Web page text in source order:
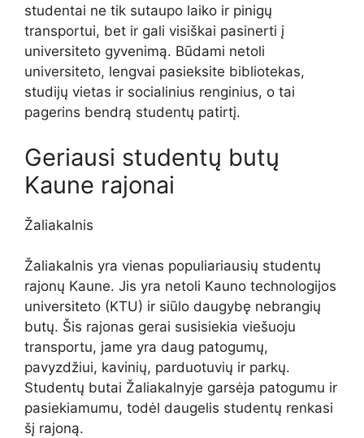
studentai ne tik sutaupo laiko ir pinigų
transportui, bet ir gali visiškai pasinerti į
universiteto gyvenimą. Būdami netoli
universiteto, lengvai pasieksite bibliotekas,
studijų vietas ir socialinius renginius, o tai
pagerins bendrą studentų patirtį.
Geriausi studentų butų
Kaune rajonai
Žaliakalnis
Žaliakalnis yra vienas populiariausių studentų
rajonų Kaune. Jis yra netoli Kauno technologijos
universiteto (KTU) ir siūlo daugybę nebrangių
butų. Šis rajonas gerai susisiekia viešuoju
transportu, jame yra daug patogumų,
pavyzdžiui, kavinių, parduotuvių ir parkų.
Studentų butai Žaliakalnyje garsėja patogumu ir
pasiekiamumu, todėl daugelis studentų renkasi
šį rajoną.